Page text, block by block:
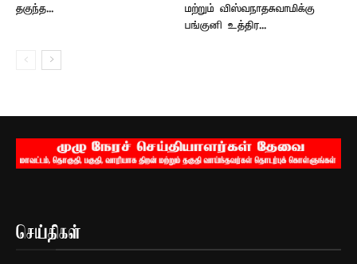
தகுந்த...
மற்றும் விஸ்வநாதசுவாமிக்கு
பங்குனி உத்திர...
செய்திகள்